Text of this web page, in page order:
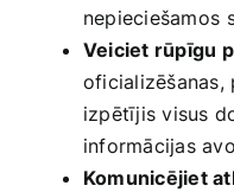
nepieciešamos
Veiciet rūpīgu
oficializēšanas,
izpētījis visus​
informācijas
Komunicējiet